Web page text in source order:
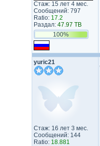
Стаж: 15 лет 4 мес.
Сообщений: 797
Ratio: 17.2
Раздал: 47.97 TB
100%
yuric21
Стаж: 16 лет 3 мес.
Сообщений: 144
Ratio: 18.881